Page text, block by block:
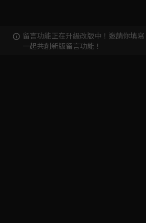
留言功能正在升級改版中！邀請你填寫
一起共創新版留言功能！